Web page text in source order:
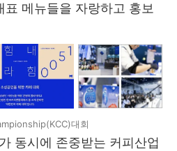
메뉴들을 자랑하고 홍보
대회
동시에 존중받는 커피산업